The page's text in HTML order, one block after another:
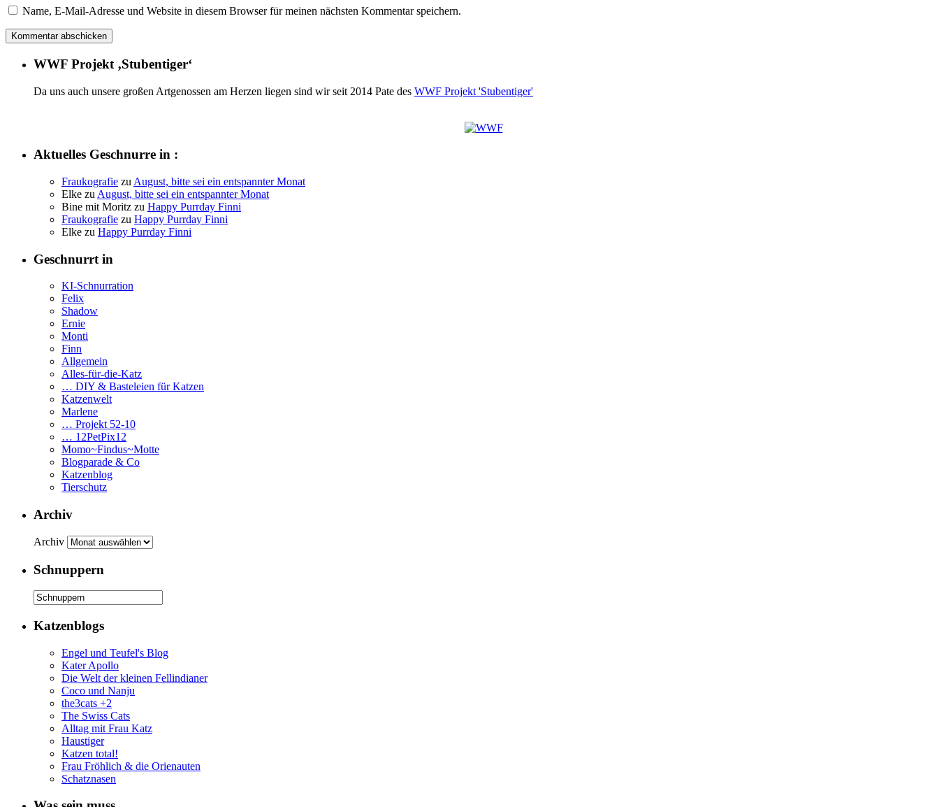
Name, E-Mail-Adresse und Website in diesem Browser für meinen nächsten Kommentar speichern.
WWF Projekt ‚Stubentiger‘
Da uns auch unsere großen Artgenossen am Herzen liegen sind wir seit 2014 Pate des WWF Projekt 'Stubentiger'
Aktuelles Geschnurre in :
Fraukografie zu August, bitte sei ein entspannter Monat
Elke zu August, bitte sei ein entspannter Monat
Bine mit Moritz zu Happy Purrday Finni
Fraukografie zu Happy Purrday Finni
Elke zu Happy Purrday Finni
Geschnurrt in
KI-Schnurration
Felix
Shadow
Ernie
Monti
Finn
Allgemein
Alles-für-die-Katz
… DIY & Basteleien für Katzen
Katzenwelt
Marlene
… Projekt 52-10
… 12PetPix12
Momo~Findus~Motte
Blogparade & Co
Katzenblog
Tierschutz
Archiv
Archiv
Schnuppern
Katzenblogs
Engel und Teufel's Blog
Kater Apollo
Die Welt der kleinen Fellindianer
Coco und Nanju
the3cats +2
The Swiss Cats
Alltag mit Frau Katz
Haustiger
Katzen total!
Frau Fröhlich & die Orienauten
Schatznasen